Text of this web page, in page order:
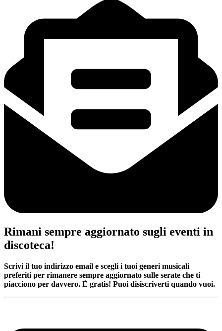
Rimani sempre aggiornato sugli eventi in
discoteca!
Scrivi il tuo indirizzo email e scegli i tuoi generi musicali
preferiti per rimanere sempre aggiornato sulle serate che ti
piacciono per davvero. È gratis! Puoi disiscriverti quando vuoi.